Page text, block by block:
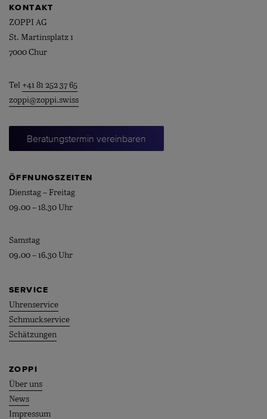
KONTAKT
ZOPPI AG
St. Martinsplatz 1
7000 Chur
Tel +41 81 252 37 65
zoppi@zoppi.swiss
Beratungstermin vereinbaren
ÖFFNUNGSZEITEN
Dienstag – Freitag
09.00 – 18.30 Uhr
Samstag
09.00 – 16.30 Uhr
SERVICE
Uhrenservice
Schmuckservice
Schätzungen
ZOPPI
Über uns
News
Impressum